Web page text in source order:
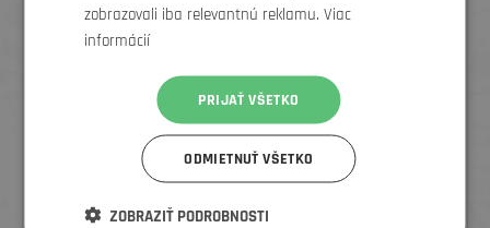
FOX DÁMSKY DRES S KRÁTKYM RUKÁVOM RANGER IMG PRINT,
ARCTIC BLUE
zobrazovali iba relevantnú reklamu. Viac
informácií
PRIJAŤ VŠETKO
ODMIETNUŤ VŠETKO
ZOBRAZIŤ PODROBNOSTI